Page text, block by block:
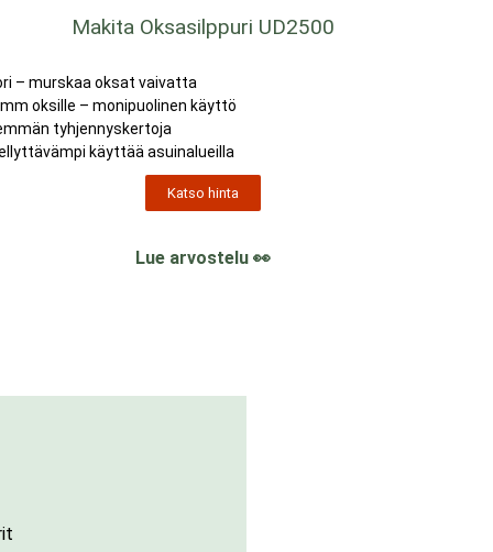
Makita Oksasilppuri UD2500
– murskaa oksat vaivatta
oksille – monipuolinen käyttö
tyhjennyskertoja
käyttää asuinalueilla
Katso hinta
Lue arvostelu 👀